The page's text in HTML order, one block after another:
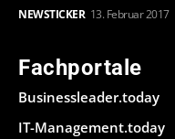
NEWSTICKER 13. Februar 2017
Fachportale
Businessleader.today
IT-Management.today